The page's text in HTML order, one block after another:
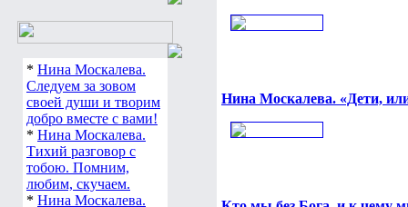
* Нина Москалева.
Следуем за зовом
своей души и творим
добро вместе с вами!
* Нина Москалева.
Тихий разговор с
тобою. Помним,
любим, скучаем.
* Нина Москалева.
Нина Москалева. «Дети,